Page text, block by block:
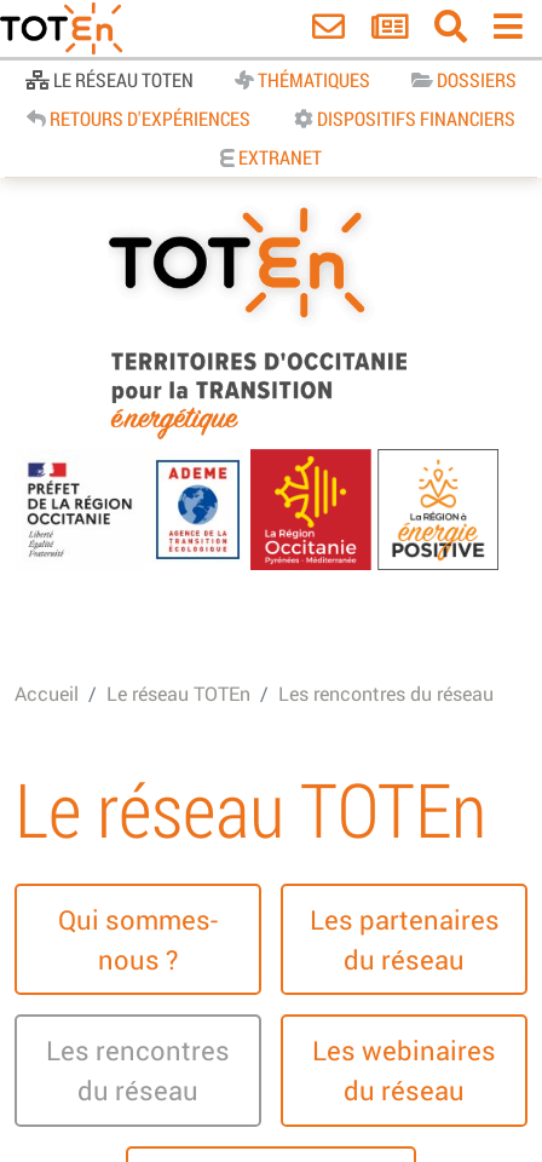
LE RÉSEAU TOTEN THÉMATIQUES
DOSSIERS
RETOURS D'EXPÉRIENCES
DISPOSITIFS FINANCIERS
EXTRANET
TOTEn Occitanie | Territoires
d’Occitanie pour la Transition
Energétique
Accueil Le réseau TOTEn Les rencontres du réseau
Le réseau TOTEn
Qui sommes-
nous ?
Les partenaires
du réseau
Les rencontres
du réseau
Les webinaires
du réseau